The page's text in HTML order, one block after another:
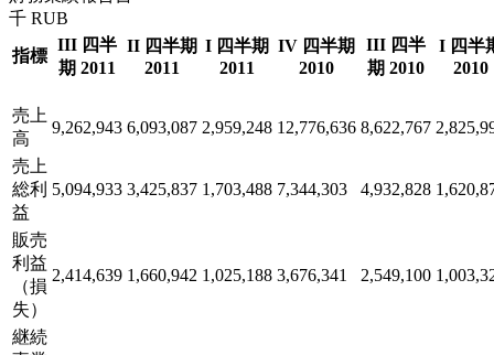
千 RUB
指標
III 四半
期 2011
II 四半期
2011
I 四半期
2011
IV 四半期
2010
III 四半
期 2010
I 四半
2010
売上
高
9,262,943 6,093,087 2,959,248 12,776,636 8,622,767
売上
総利
益
5,094,933 3,425,837 1,703,488 7,344,303 4,932,828
販売
利益
（損
失）
2,414,639 1,660,942 1,025,188 3,676,341 2,549,100
継続